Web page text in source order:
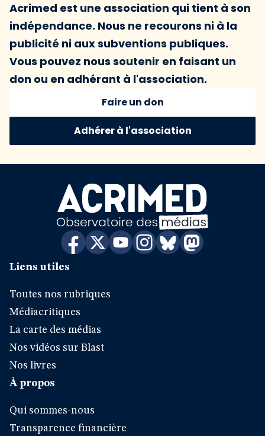
Acrimed est une association qui tient à son
indépendance. Nous ne recourons ni à la
publicité ni aux subventions publiques.
Vous pouvez nous soutenir en faisant un
don ou en adhérant à l'association.
Faire un don
Adhérer à l'association
Liens utiles
Toutes nos rubriques
Médiacritiques
La carte des médias
Nos vidéos sur Blast
Nos livres
À propos
Qui sommes-nous
Transparence financière